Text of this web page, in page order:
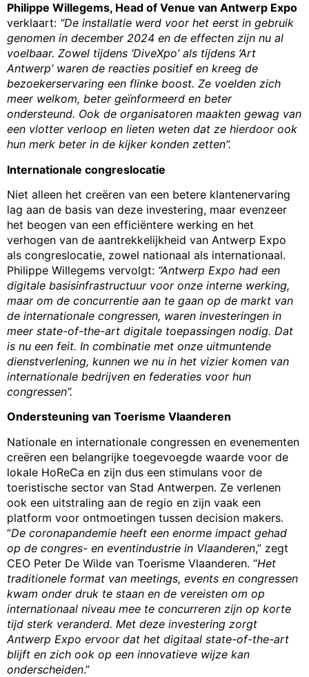
Philippe Willegems, Head of Venue van Antwerp Expo
verklaart: “De installatie werd voor het eerst in gebruik
genomen in december 2024 en de effecten zijn nu al
voelbaar. Zowel tijdens ‘DiveXpo’ als tijdens ‘Art
Antwerp’ waren de reacties positief en kreeg de
bezoekerservaring een flinke boost. Ze voelden zich
meer welkom, beter geïnformeerd en beter
ondersteund. Ook de organisatoren maakten gewag van
een vlotter verloop en lieten weten dat ze hierdoor ook
hun merk beter in de kijker konden zetten”.
Internationale congreslocatie
Niet alleen het creëren van een betere klantenervaring
lag aan de basis van deze investering, maar evenzeer
het beogen van een efficiëntere werking en het
verhogen van de aantrekkelijkheid van Antwerp Expo
als congreslocatie, zowel nationaal als internationaal.
Philippe Willegems vervolgt: “Antwerp Expo had een
digitale basisinfrastructuur voor onze interne werking,
maar om de concurrentie aan te gaan op de markt van
de internationale congressen, waren investeringen in
meer state-of-the-art digitale toepassingen nodig. Dat
is nu een feit. In combinatie met onze uitmuntende
dienstverlening, kunnen we nu in het vizier komen van
internationale bedrijven en federaties voor hun
congressen”.
Ondersteuning van Toerisme Vlaanderen
Nationale en internationale congressen en evenementen
creëren een belangrijke toegevoegde waarde voor de
lokale HoReCa en zijn dus een stimulans voor de
toeristische sector van Stad Antwerpen. Ze verlenen
ook een uitstraling aan de regio en zijn vaak een
platform voor ontmoetingen tussen decision makers.
“De coronapandemie heeft een enorme impact gehad
op de congres- en eventindustrie in Vlaanderen,” zegt
CEO Peter De Wilde van Toerisme Vlaanderen. “Het
traditionele format van meetings, events en congressen
kwam onder druk te staan en de vereisten om op
internationaal niveau mee te concurreren zijn op korte
tijd sterk veranderd. Met deze investering zorgt
Antwerp Expo ervoor dat het digitaal state-of-the-art
blijft en zich ook op een innovatieve wijze kan
onderscheiden.”